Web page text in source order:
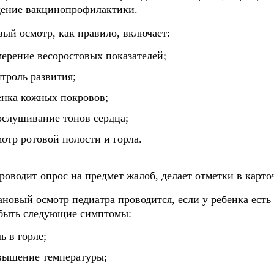
вакцинопрофилактики.
осмотр, как правило, включает:
весоростовых показателей;
развития;
кожных покровов;
тонов сердца;
ротовой полости и горла.
опрос на предмет жалоб, делает отметки в
осмотр педиатра проводится, если у ребенка
следующие симптомы:
в горле;
температуры;